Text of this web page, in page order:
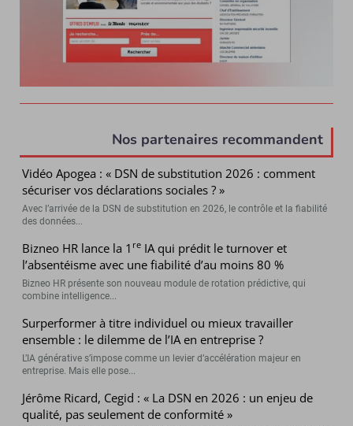
Nos partenaires recommandent
Vidéo Apogea : « DSN de substitution 2026 : comment
sécuriser vos déclarations sociales ? »
Avec l’arrivée de la DSN de substitution en 2026, le contrôle et la fiabilité
des données...
Bizneo HR lance la 1 re IA qui prédit le turnover et
l’absentéisme avec une fiabilité d’au moins 80 %
Bizneo HR présente son nouveau module de rotation prédictive, qui
combine intelligence...
Surperformer à titre individuel ou mieux travailler
ensemble : le dilemme de l’IA en entreprise ?
L’IA générative s’impose comme un levier d’accélération majeur en
entreprise. Mais elle pose...
Jérôme Ricard, Cegid : « La DSN en 2026 : un enjeu de
qualité, pas seulement de conformité »